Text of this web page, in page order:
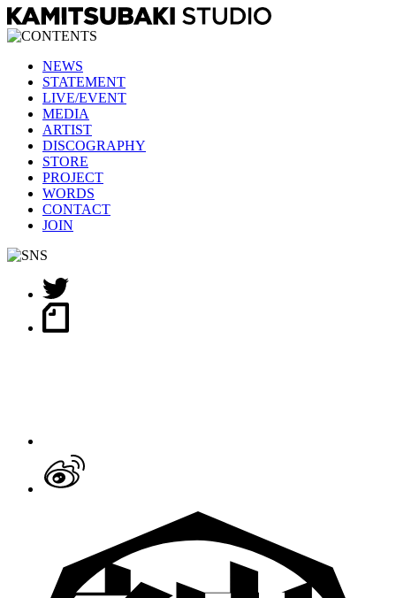
NEWS
STATEMENT
LIVE/EVENT
MEDIA
ARTIST
DISCOGRAPHY
STORE
PROJECT
WORDS
CONTACT
JOIN